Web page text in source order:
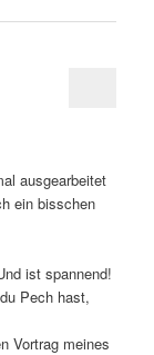
ausgearbeitet
ein bisschen
ist spannend!
Pech hast,
Vortrag meines